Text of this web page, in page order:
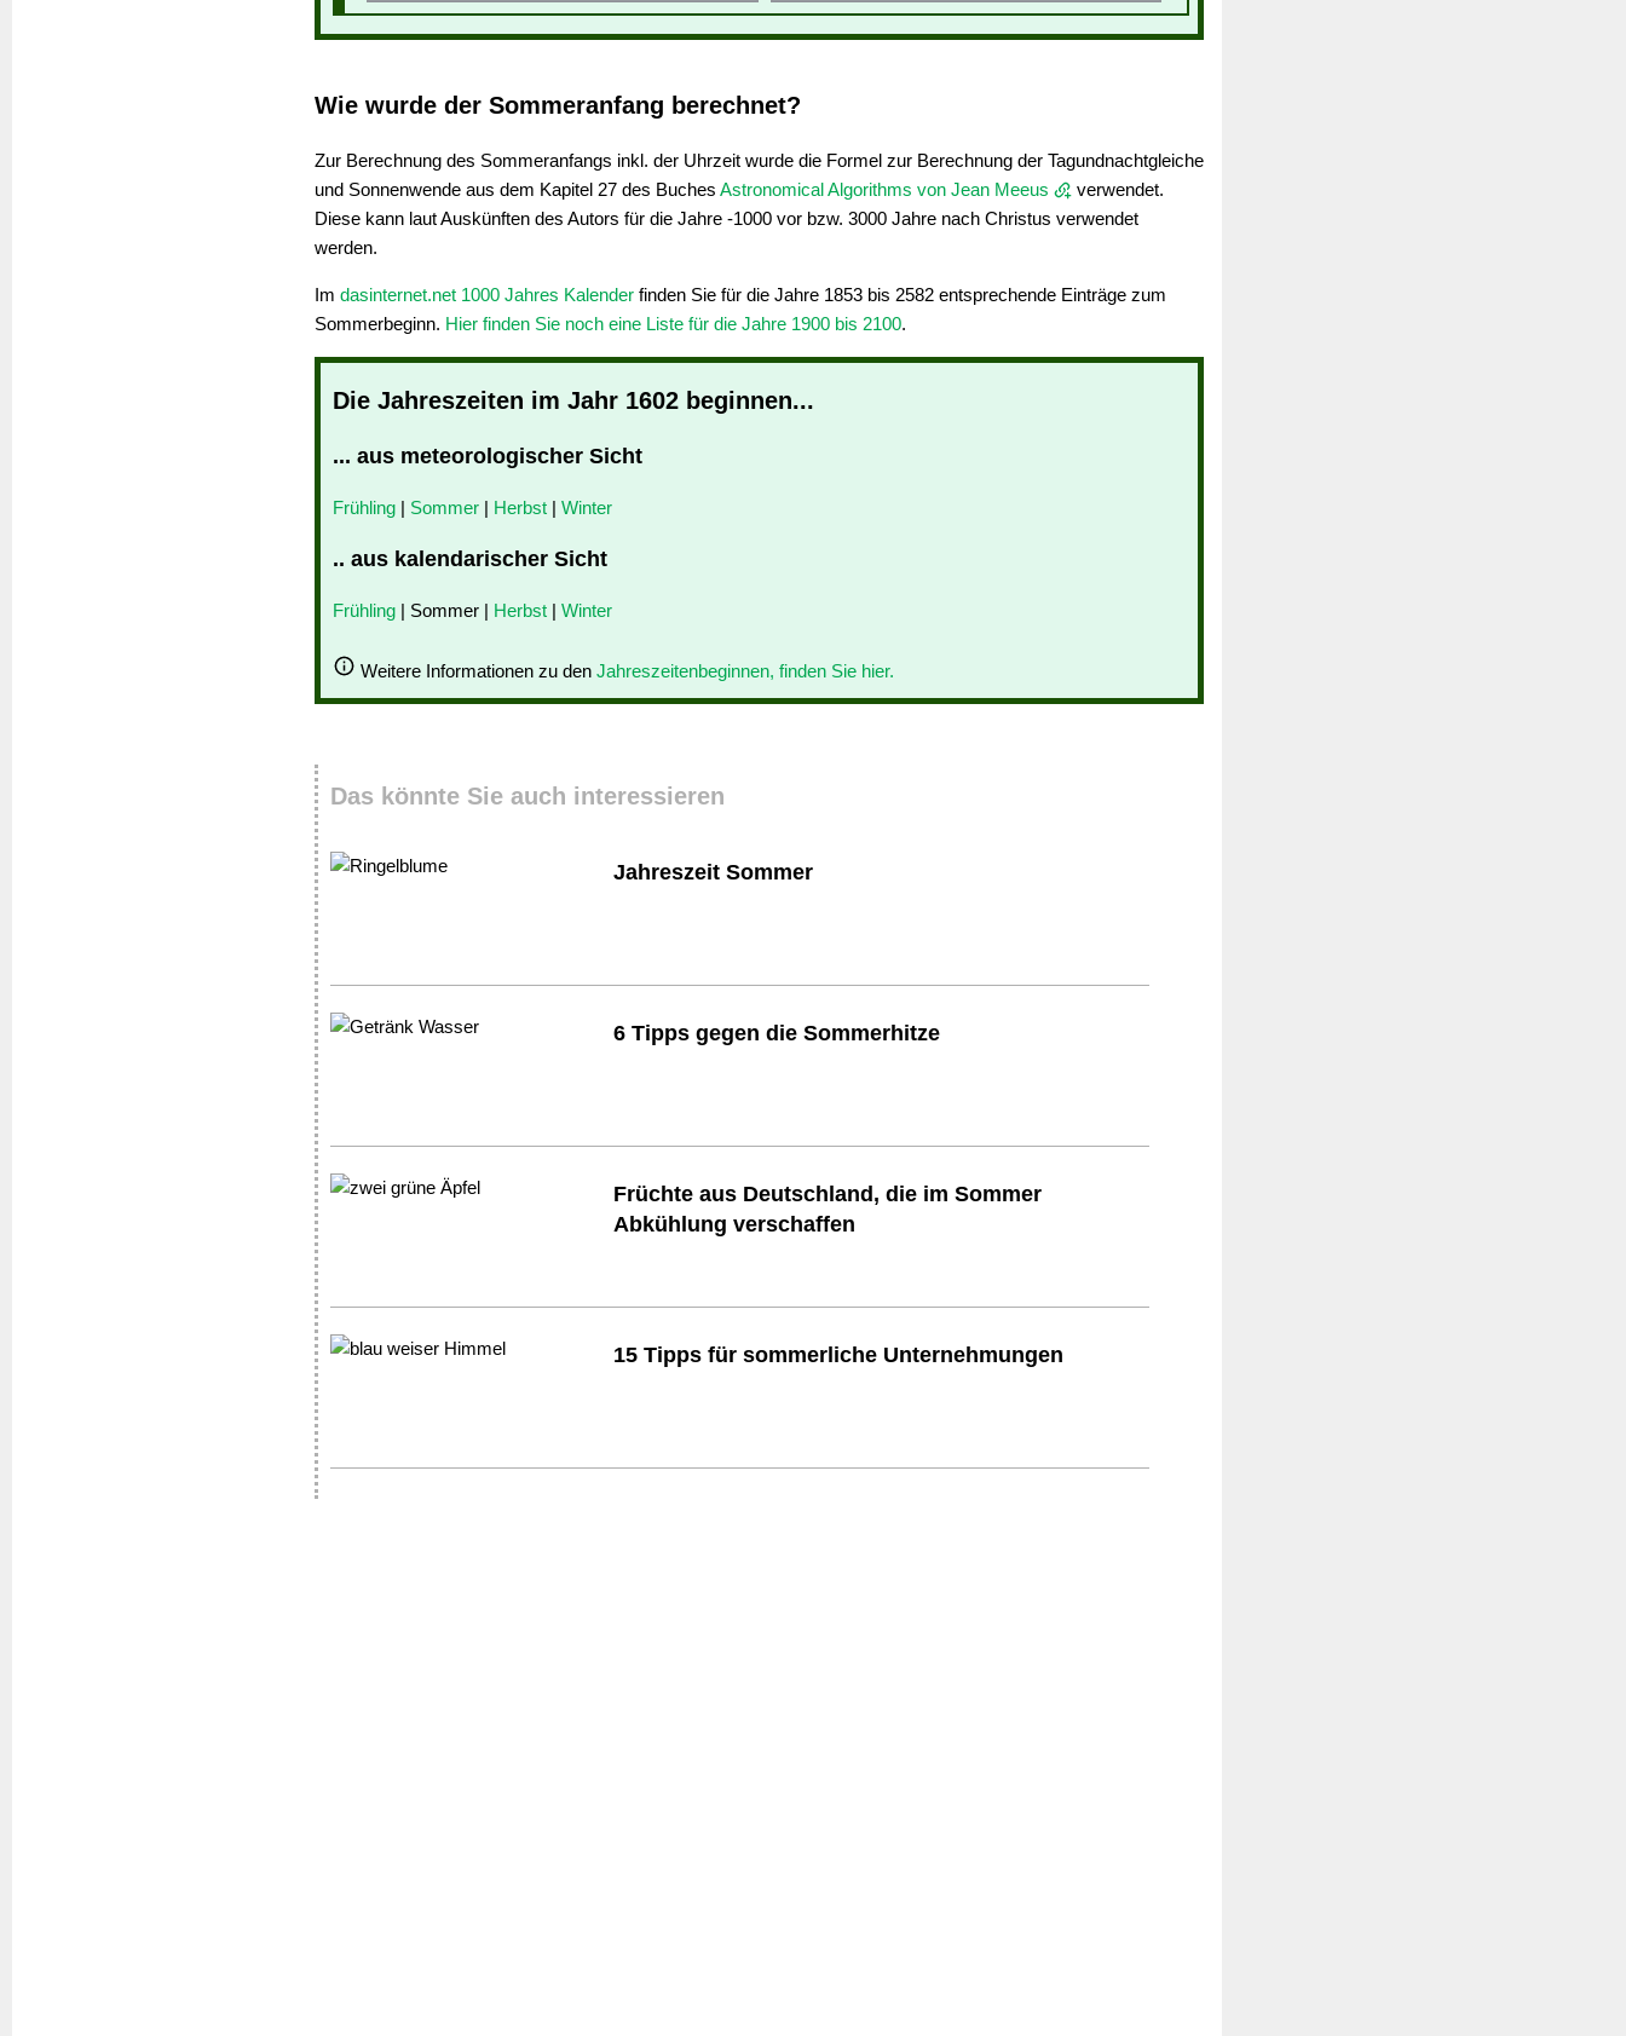
Wie wurde der Sommeranfang berechnet?
Zur Berechnung des Sommeranfangs inkl. der Uhrzeit wurde die Formel zur Berechnung der Tagundnachtgleiche
und Sonnenwende aus dem Kapitel 27 des Buches Astronomical Algorithms von Jean Meeus
verwendet.
Diese kann laut Auskünften des Autors für die Jahre -1000 vor bzw. 3000 Jahre nach Christus verwendet
werden.
Im dasinternet.net 1000 Jahres Kalender finden Sie für die Jahre 1853 bis 2582 entsprechende Einträge zum
Sommerbeginn. Hier finden Sie noch eine Liste für die Jahre 1900 bis 2100.
Die Jahreszeiten im Jahr 1602 beginnen...
... aus meteorologischer Sicht
Frühling | Sommer | Herbst | Winter
.. aus kalendarischer Sicht
Frühling | Sommer | Herbst | Winter
Weitere Informationen zu den Jahreszeitenbeginnen, finden Sie hier.
Das könnte Sie auch interessieren
Jahreszeit Sommer
6 Tipps gegen die Sommerhitze
Früchte aus Deutschland, die im Sommer
Abkühlung verschaffen
15 Tipps für sommerliche Unternehmungen